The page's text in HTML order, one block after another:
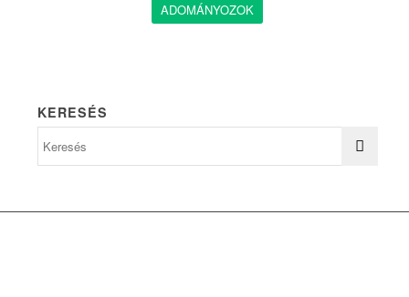
ADOMÁNYOZOK
KERESÉS